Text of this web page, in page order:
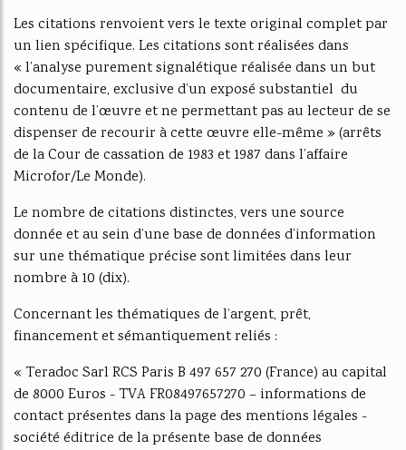
Les citations renvoient vers le texte original complet par
un lien spécifique. Les citations sont réalisées dans
« l’analyse purement signalétique réalisée dans un but
documentaire, exclusive d’un exposé substantiel du
contenu de l’œuvre et ne permettant pas au lecteur de se
dispenser de recourir à cette œuvre elle-même » (arrêts
de la Cour de cassation de 1983 et 1987 dans l’affaire
Microfor/Le Monde).
Le nombre de citations distinctes, vers une source
donnée et au sein d’une base de données d’information
sur une thématique précise sont limitées dans leur
nombre à 10 (dix).
Concernant les thématiques de l’argent, prêt,
financement et sémantiquement reliés :
« Teradoc Sarl RCS Paris B 497 657 270 (France) au capital
de 8000 Euros - TVA FR08497657270 – informations de
contact présentes dans la page des mentions légales -
société éditrice de la présente base de données